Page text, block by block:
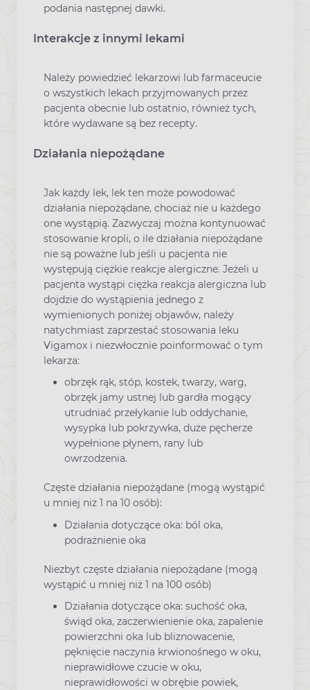
podania następnej dawki.
Interakcje z innymi lekami
Należy powiedzieć lekarzowi lub farmaceucie
o wszystkich lekach przyjmowanych przez
pacjenta obecnie lub ostatnio, również tych,
które wydawane są bez recepty.
Działania niepożądane
Jak każdy lek, lek ten może powodować
działania niepożądane, chociaż nie u każdego
one wystąpią. Zazwyczaj można kontynuować
stosowanie kropli, o ile działania niepożądane
nie są poważne lub jeśli u pacjenta nie
występują ciężkie reakcje alergiczne. Jeżeli u
pacjenta wystąpi ciężka reakcja alergiczna lub
dojdzie do wystąpienia jednego z
wymienionych poniżej objawów, należy
natychmiast zaprzestać stosowania leku
Vigamox i niezwłocznie poinformować o tym
lekarza:
obrzęk rąk, stóp, kostek, twarzy, warg,
obrzęk jamy ustnej lub gardła mogący
utrudniać przełykanie lub oddychanie,
wysypka lub pokrzywka, duże pęcherze
wypełnione płynem, rany lub
owrzodzenia.
Częste działania niepożądane (mogą wystąpić
u mniej niż 1 na 10 osób):
Działania dotyczące oka: ból oka,
podrażnienie oka
Niezbyt częste działania niepożądane (mogą
wystąpić u mniej niż 1 na 100 osób)
Działania dotyczące oka: suchość oka,
świąd oka, zaczerwienienie oka, zapalenie
powierzchni oka lub bliznowacenie,
pęknięcie naczynia krwionośnego w oku,
nieprawidłowe czucie w oku,
nieprawidłowości w obrębie powiek,